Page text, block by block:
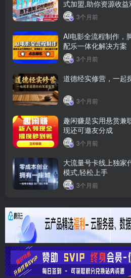
式加盟,助你资源收益
3个月前
AI电影全流程制作，
配乐一体化解决方案
3个月前
道德经实修营，一起
3个月前
趣闲赚是实用悬赏兼
现还可邀友分成
3个月前
大流量号卡线上独家
模式,轻松上手
3个月前